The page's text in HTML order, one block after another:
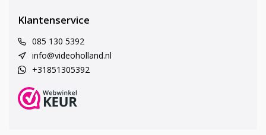
Klantenservice
085 130 5392
info@videoholland.nl
+31851305392